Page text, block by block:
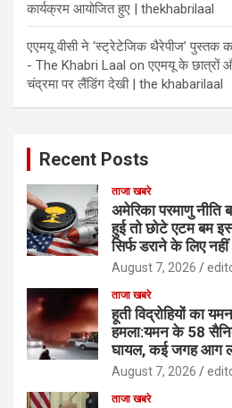
कार्यक्रम आयोजित हुए | thekhabrilaal
एएमयू वीसी ने ‘स्ट्रेटेजिक थैरेपीज’ पुस्तक
- The Khabri Laal onएएमयू के छात्रों
चंद्रमा पर लैंडिंग देखी | the khabarilaal
Recent Posts
ताजा खबरे
अमेरिका परमाणु
हुई तो छोटे एटम बम
सिर्फ डराने के लिए नहीं
August 7, 2026
ताजा खबरे
हूती विद्रोहियों का
हमला:यमन के 58
घायल, कई जगह आग
August 7, 2026
ताजा खबरे